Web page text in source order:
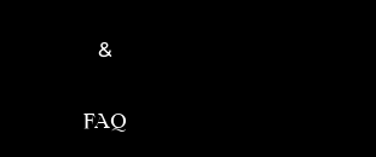
&
FAQ